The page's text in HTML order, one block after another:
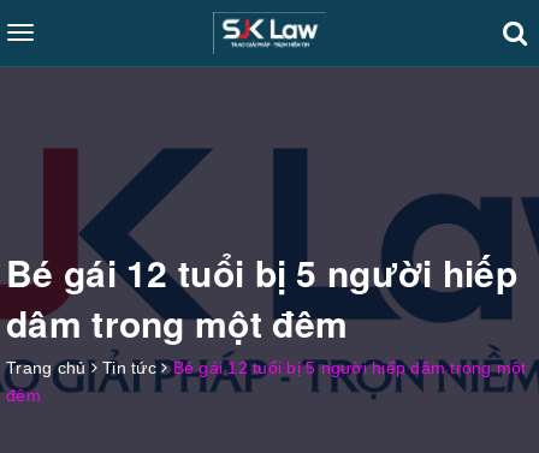
Toggle
navigation
Bé gái 12 tuổi bị 5 người hiếp
dâm trong một đêm
Trang chủ Tin tức
Bé gái 12 tuổi bị 5 người hiếp dâm trong một
đêm